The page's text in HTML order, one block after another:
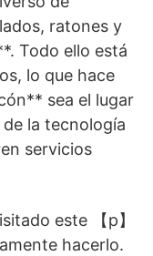
ratones y
Todo ello está
lo que hace
sea el lugar
la tecnología
servicios
este 【p】
hacerlo.